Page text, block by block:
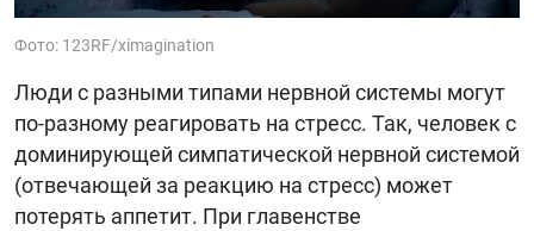
Фото: 123RF/ximagination
Люди с разными типами нервной системы могут
по-разному реагировать на стресс. Так, человек с
доминирующей симпатической нервной системой
(отвечающей за реакцию на стресс) может
потерять аппетит. При главенстве